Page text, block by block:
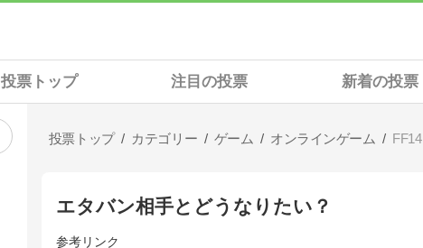
投票トップ 注目の投票 新着の投票
投票トップ カテゴリー ゲーム オンラインゲーム FF14
エタバン相手とどうなりたい？
参考リンク